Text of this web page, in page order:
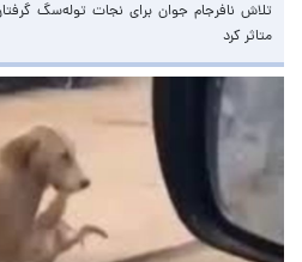
تلاش نافرجام جوان برای نجات توله‌سگ
متاثر کرد